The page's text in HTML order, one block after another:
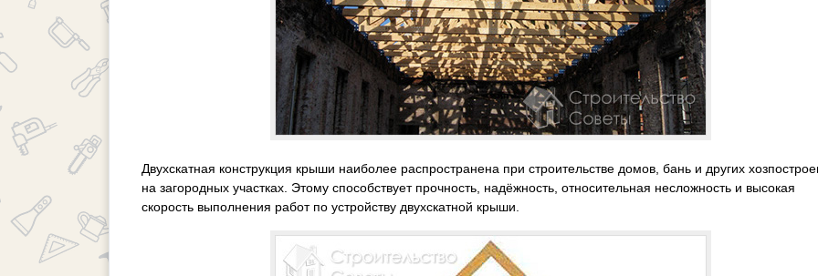
Двухскатная конструкция крыши наиболее распространена при строительстве домов, бань и других
на загородных участках. Этому способствует прочность, надёжность, относительная несложность и высокая
скорость выполнения работ по устройству двухскатной крыши.